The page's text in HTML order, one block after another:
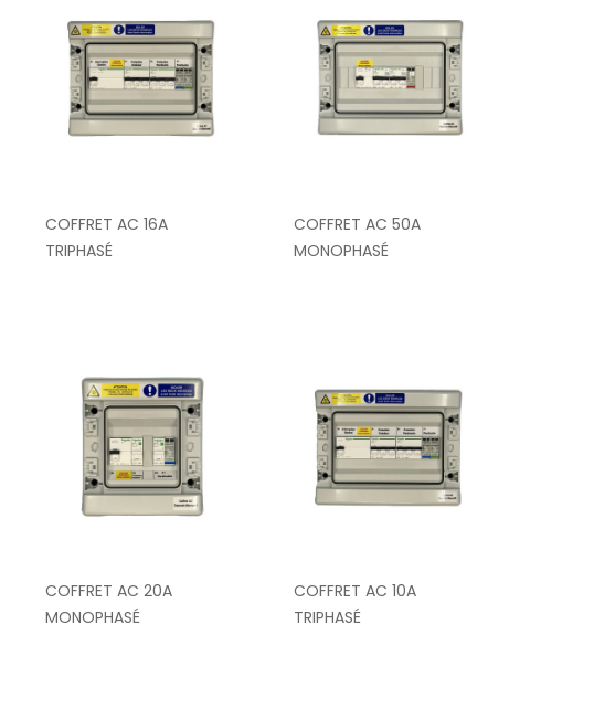
COFFRET AC 16A
TRIPHASÉ
COFFRET AC 50A
MONOPHASÉ
COFFRET AC 20A
MONOPHASÉ
COFFRET AC 10A
TRIPHASÉ